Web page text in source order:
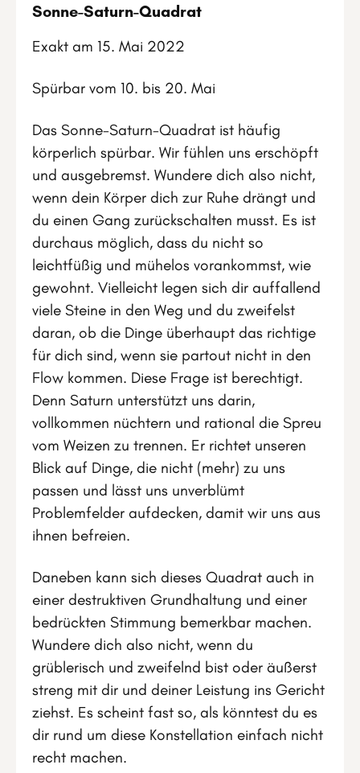
Sonne-Saturn-Quadrat
Exakt am 15. Mai 2022
Spürbar vom 10. bis 20. Mai
Das Sonne-Saturn-Quadrat ist häufig
körperlich spürbar. Wir fühlen uns erschöpft
und ausgebremst. Wundere dich also nicht,
wenn dein Körper dich zur Ruhe drängt und
du einen Gang zurückschalten musst. Es ist
durchaus möglich, dass du nicht so
leichtfüßig und mühelos vorankommst, wie
gewohnt. Vielleicht legen sich dir auffallend
viele Steine in den Weg und du zweifelst
daran, ob die Dinge überhaupt das richtige
für dich sind, wenn sie partout nicht in den
Flow kommen. Diese Frage ist berechtigt.
Denn Saturn unterstützt uns darin,
vollkommen nüchtern und rational die Spreu
vom Weizen zu trennen. Er richtet unseren
Blick auf Dinge, die nicht (mehr) zu uns
passen und lässt uns unverblümt
Problemfelder aufdecken, damit wir uns aus
ihnen befreien.
Daneben kann sich dieses Quadrat auch in
einer destruktiven Grundhaltung und einer
bedrückten Stimmung bemerkbar machen.
Wundere dich also nicht, wenn du
grüblerisch und zweifelnd bist oder äußerst
streng mit dir und deiner Leistung ins Gericht
ziehst. Es scheint fast so, als könntest du es
dir rund um diese Konstellation einfach nicht
recht machen.